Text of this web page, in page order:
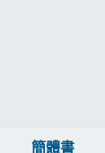
簡體書